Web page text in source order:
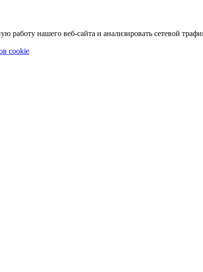
работу нашего веб-сайта и анализировать сетевой
cookie